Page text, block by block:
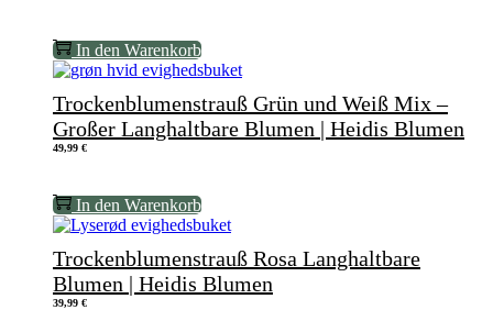
In den Warenkorb
Trockenblumenstrauß Grün und Weiß Mix –
Großer Langhaltbare Blumen | Heidis Blumen
49,99 €
In den Warenkorb
Trockenblumenstrauß Rosa Langhaltbare
Blumen | Heidis Blumen
39,99 €